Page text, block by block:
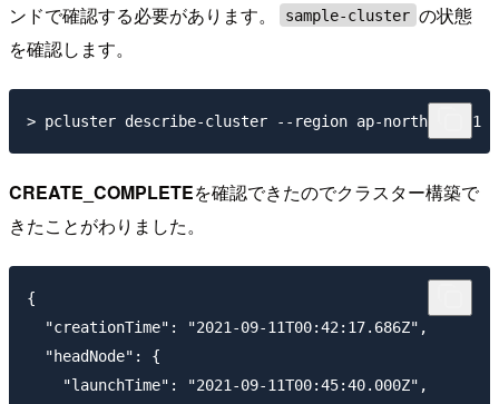
ンドで確認する必要があります。
sample-cluster の状態
を確認します。
CREATE_COMPLETEを確認できたのでクラスター構築で
きたことがわりました。
{
  "creationTime": "2021-09-11T00:42:17.686Z",
  "headNode": {
    "launchTime": "2021-09-11T00:45:40.000Z",